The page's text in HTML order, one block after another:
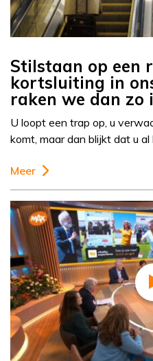
Stilstaan op een
kortsluiting in
raken we dan zo
U loopt een trap op, u
komt, maar dan blijkt dat u
Meer